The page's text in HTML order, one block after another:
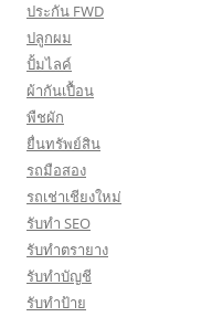
ประกัน FWD
ปลูกผม
ปั้มไลค์
ผ้ากันเปื้อน
พืชผัก
ยื่นทรัพย์สิน
รถมือสอง
รถเช่าเชียงใหม่
รับทำ SEO
รับทำตรายาง
รับทำบัญชี
รับทำป้าย